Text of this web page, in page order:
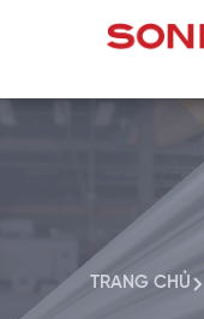
TRANG CHỦ